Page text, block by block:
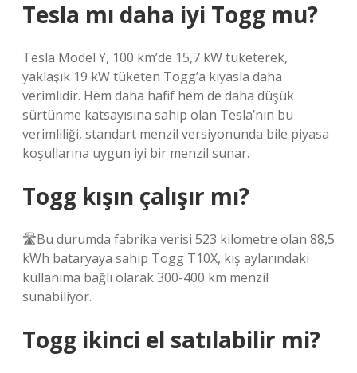
Tesla mı daha iyi Togg mu?
Tesla Model Y, 100 km’de 15,7 kW tüketerek,
yaklaşık 19 kW tüketen Togg’a kıyasla daha
verimlidir. Hem daha hafif hem de daha düşük
sürtünme katsayısına sahip olan Tesla’nın bu
verimliliği, standart menzil versiyonunda bile piyasa
koşullarına uygun iyi bir menzil sunar.
Togg kışın çalışır mı?
🛣️Bu durumda fabrika verisi 523 kilometre olan 88,5
kWh bataryaya sahip Togg T10X, kış aylarındaki
kullanıma bağlı olarak 300-400 km menzil
sunabiliyor.
Togg ikinci el satılabilir mi?